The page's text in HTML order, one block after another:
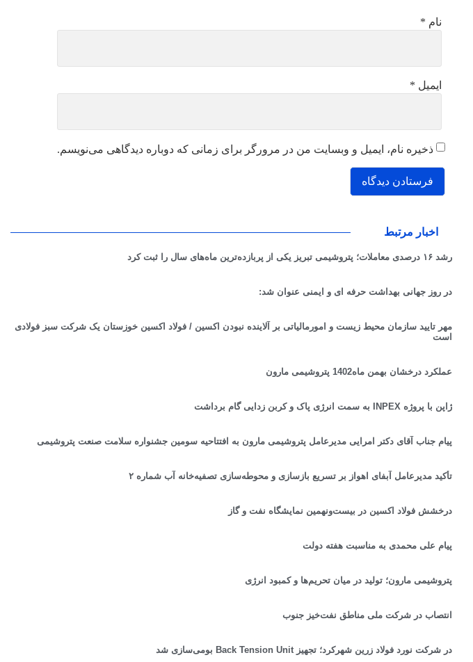
نام *
ایمیل *
ذخیره نام، ایمیل و وبسایت من در مرورگر برای زمانی که دوباره دیدگاهی می‌نویسم.
اخبار مرتبط
رشد ۱۶ درصدی معاملات؛ پتروشیمی تبریز یکی از پربازده‌ترین ماه‌های سال را ثبت کرد
در روز جهانی بهداشت حرفه ای و ایمنی عنوان شد:
مهر تایید سازمان محیط زیست و امورمالیاتی بر آلاینده نبودن اکسین / فولاد اکسین خوزستان یک شرکت سبز فولادی
است
عملکرد درخشان بهمن ماه1402 پتروشیمی مارون
ژاپن با پروژه INPEX به سمت انرژی پاک و کربن زدایی گام برداشت
پیام جناب آقای دکتر امرایی مدیرعامل پتروشیمی مارون به افتتاحیه سومین جشنواره سلامت صنعت پتروشیمی
تأکید مدیرعامل آبفای اهواز بر تسریع بازسازی و محوطه‌سازی تصفیه‌خانه آب شماره ٢
درخشش فولاد اکسین در بیست‌ونهمین نمایشگاه نفت و گاز
پیام علی محمدی به مناسبت هفته دولت
پتروشیمی مارون؛ تولید در میان تحریم‌ها و کمبود انرژی
انتصاب در شرکت ملی مناطق نفت‌خیز جنوب
در شرکت نورد فولاد زرین شهرکرد؛ تجهیز Back Tension Unit بومی‌سازی‌ شد